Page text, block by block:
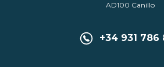
AD100 Canillo
+34 931 786